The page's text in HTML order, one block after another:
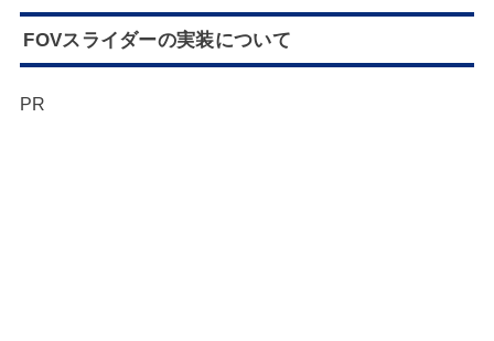
FOVスライダーの実装について
PR